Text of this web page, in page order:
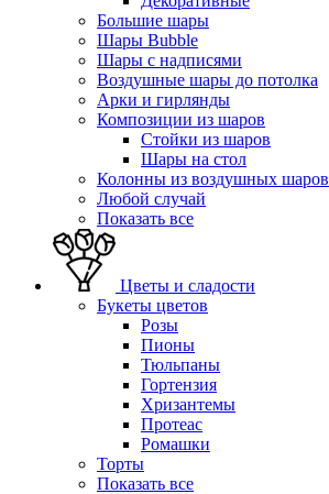
Большие шары
Шары Bubble
Шары с надписями
Воздушные шары до потолка
Арки и гирлянды
Композиции из шаров
Стойки из шаров
Шары на стол
Колонны из воздушных шаров
Любой случай
Показать все
Цветы и сладости
Букеты цветов
Розы
Пионы
Тюльпаны
Гортензия
Хризантемы
Протеас
Ромашки
Торты
Показать все